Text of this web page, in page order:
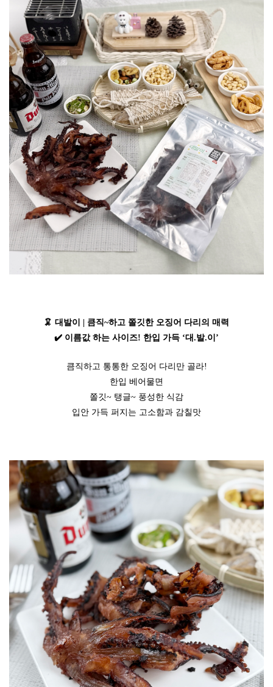
🦑 대발이 | 큼직~하고 쫄깃한 오징어 다리의 매력
✔️ 이름값 하는 사이즈! 한입 가득 ‘대.발.이’
큼직하고 통통한 오징어 다리만 골라!
한입 베어물면
쫄깃~ 탱글~ 풍성한 식감
입안 가득 퍼지는 고소함과 감칠맛